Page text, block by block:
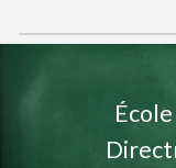
École